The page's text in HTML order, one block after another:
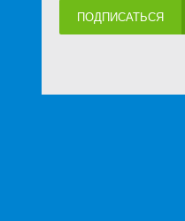
ПОДПИСАТЬСЯ